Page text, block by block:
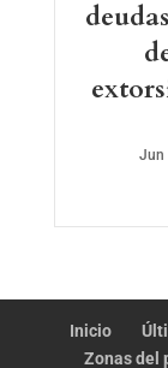
Jun
Inicio
Zonas del